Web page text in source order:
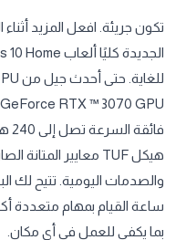
ساعة القيام بمهام متعددة
بما يكفي للعمل في أي مكان.